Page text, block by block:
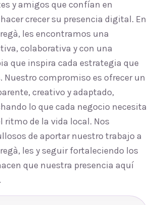
y amigos que confían en
crecer su presencia digital. En
les encontramos una
colaborativa y con una
que inspira cada estrategia que
Nuestro compromiso es ofrecer un
creativo y adaptado,
lo que cada negocio necesita
ritmo de la vida local. Nos
de aportar nuestro trabajo a
les y seguir fortaleciendo los
que nuestra presencia aquí